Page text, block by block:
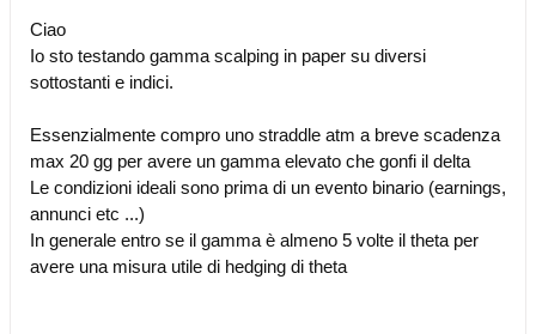
Ciao
Io sto testando gamma scalping in paper su diversi
sottostanti e indici.
Essenzialmente compro uno straddle atm a breve scadenza
max 20 gg per avere un gamma elevato che gonfi il delta
Le condizioni ideali sono prima di un evento binario (earnings,
annunci etc ...)
In generale entro se il gamma è almeno 5 volte il theta per
avere una misura utile di hedging di theta